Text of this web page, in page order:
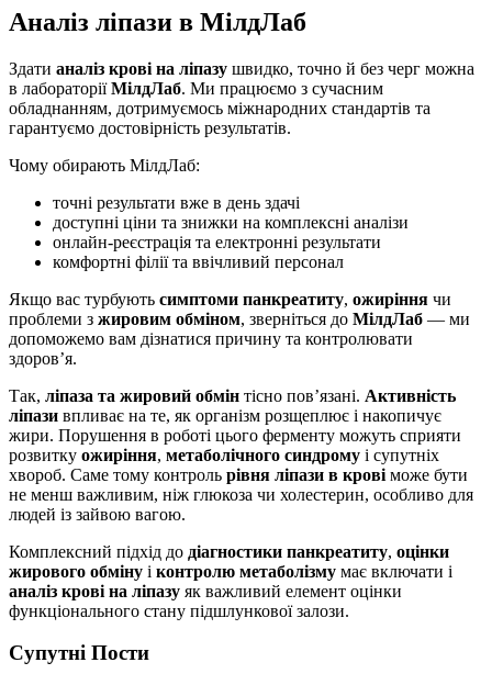
Аналіз ліпази в МілдЛаб
Здати аналіз крові на ліпазу швидко, точно й без черг можна
в лабораторіїМілдЛаб. Ми працюємо з сучасним
обладнанням, дотримуємось міжнародних стандартів та
гарантуємо достовірність результатів.
Чому обирають МілдЛаб:
точні результати вже в день здачі
доступні ціни та знижки на комплексні аналізи
онлайн-реєстрація та електронні результати
комфортні філії та ввічливий персонал
Якщо вас турбують симптоми панкреатиту, ожиріння чи
проблеми з жировим обміном, зверніться до МілдЛаб — ми
допоможемо вам дізнатися причину та контролювати
здоров’я.
Так, ліпаза та жировий обмін тісно пов’язані. Активність
ліпази впливає на те, як організм розщеплює і накопичує
жири. Порушення в роботі цього ферменту можуть сприяти
розвитку ожиріння, метаболічного синдрому і супутніх
хвороб. Саме тому контроль рівня ліпази в крові може бути
не менш важливим, ніж глюкоза чи холестерин, особливо для
людей із зайвою вагою.
Комплексний підхід до діагностики панкреатиту, оцінки
жирового обміну і контролю метаболізму має включати і
аналіз крові на ліпазу як важливий елемент оцінки
функціонального стану підшлункової залози.
Супутні Поcти